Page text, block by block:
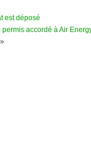
est déposé
permis accordé à Air
»